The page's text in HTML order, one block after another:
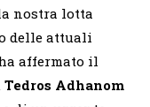
nostra lotta
delle attuali
affermato il
Tedros Adhanom